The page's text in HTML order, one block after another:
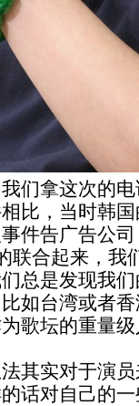
们拿这次的
比，当时韩
件告广告公
联合起来，我
总是发现我
如台湾或者
歌坛的重量
法其实对于演
话对自己的